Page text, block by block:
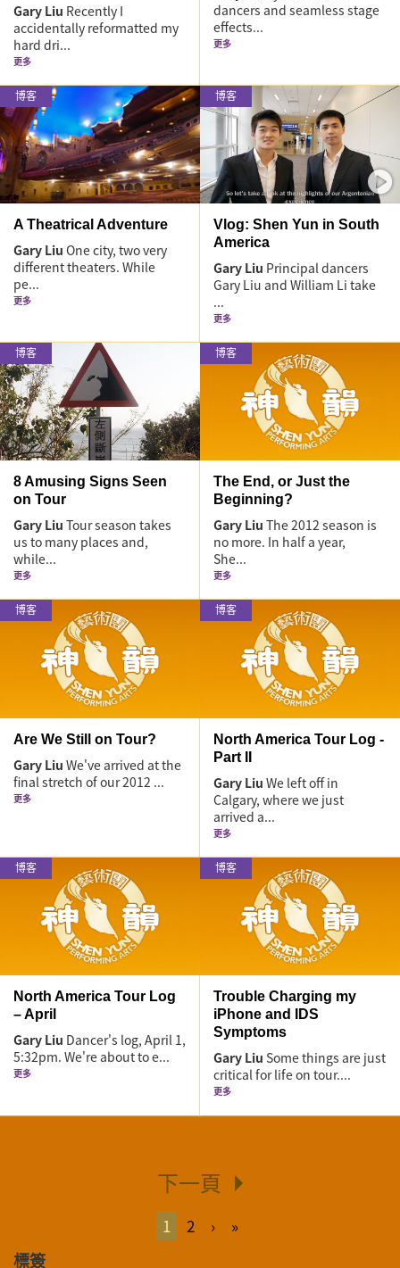
Gary Liu Recently I
accidentally reformatted my
hard dri...
更多
dancers and seamless stage
effects...
更多
博客
A Theatrical Adventure
Gary Liu One city, two very
different theaters. While
pe...
更多
博客
Vlog: Shen Yun in South
America
Gary Liu Principal dancers
Gary Liu and William Li take
...
更多
博客
8 Amusing Signs Seen
on Tour
Gary Liu Tour season takes
us to many places and,
while...
更多
博客
The End, or Just the
Beginning?
Gary Liu The 2012 season is
no more. In half a year,
She...
更多
博客
Are We Still on Tour?
Gary Liu We've arrived at the
final stretch of our 2012 ...
更多
博客
North America Tour Log -
Part II
Gary Liu We left off in
Calgary, where we just
arrived a...
更多
博客
North America Tour Log
– April
Gary Liu Dancer's log, April 1,
5:32pm. We're about to e...
更多
博客
Trouble Charging my
iPhone and IDS
Symptoms
Gary Liu Some things are just
critical for life on tour....
更多
下一頁
1 2 › »
標簽